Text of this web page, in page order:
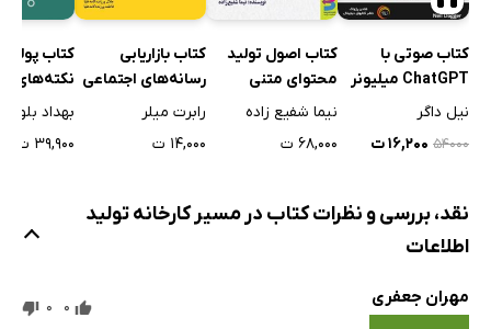
کتاب صوتی با
ChatGPT میلیونر
شو!
نیل داگر
۵۴۰۰۰ ۱۶,۲۰۰ ت
کتاب اصول تولید
محتوای متنی
نیما شفیع زاده
۶۸,۰۰۰ ت
کتاب بازاریابی
رسانه‌های اجتماعی
در سال 2019
رابرت میلر
۱۴,۰۰۰ ت
کتاب
نکته‌های
محتوا
بهداد بلوری
۳۹,۹۰۰ ت
نقد، بررسی و نظرات کتاب در مسیر کارخانه تولید
اطلاعات
مهران جعفری 0
0